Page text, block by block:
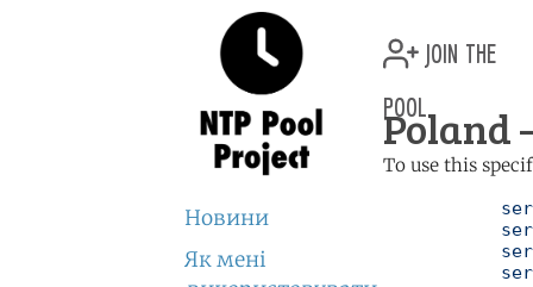
Новини
Як мені
join the
pool
Poland
To use this